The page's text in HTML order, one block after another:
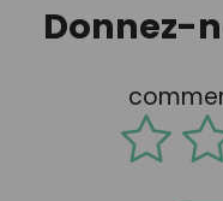
Donnez-